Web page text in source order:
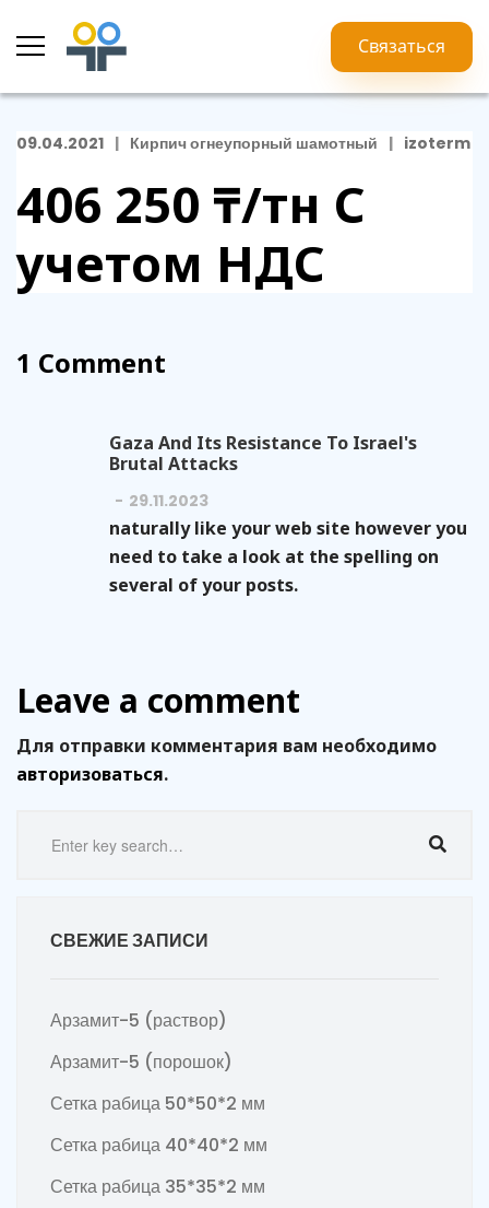
Связаться
09.04.2021 Кирпич огнеупорный шамотный izoterm
406 250 ₸/тн С
учетом НДС
1 Comment
Gaza And Its Resistance To Israel's
Brutal Attacks
29.11.2023
naturally like your web site however you
need to take a look at the spelling on
several of your posts.
Leave a comment
Для отправки комментария вам необходимо
авторизоваться.
СВЕЖИЕ ЗАПИСИ
Арзамит-5 (раствор)
Арзамит-5 (порошок)
Сетка рабица 50*50*2 мм
Сетка рабица 40*40*2 мм
Сетка рабица 35*35*2 мм